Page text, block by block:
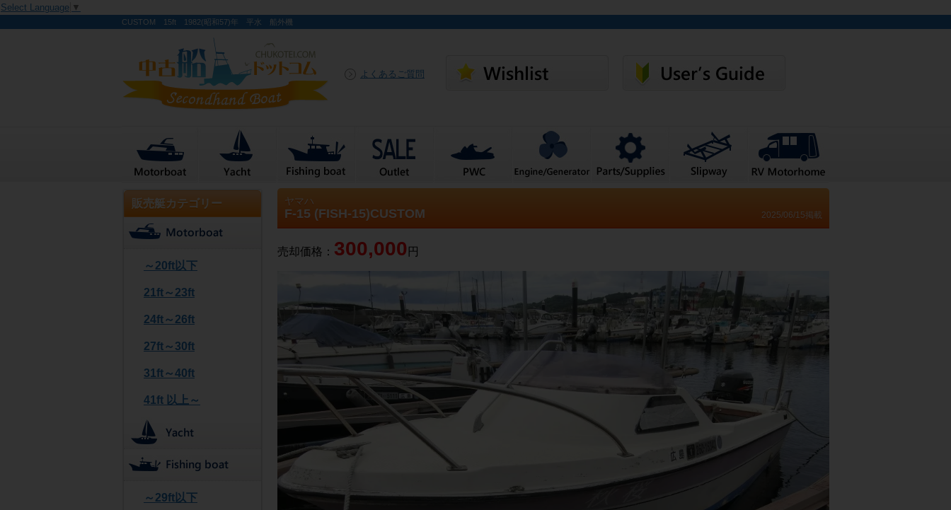
Select Language ▼
CUSTOM 15ft 1982(昭和57)年 平水 船外機
よくあるご質問
販売艇カテゴリー
～20ft以下
21ft～23ft
24ft～26ft
27ft～30ft
31ft～40ft
41ft 以上～
～29ft以下
ヤマハ
F-15 (FISH-15)CUSTOM 2025/06/15掲載
売却価格： 300,000 円